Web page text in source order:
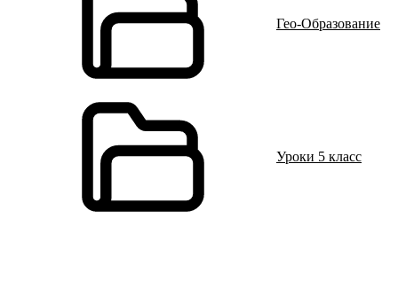
Гео-Образование
Уроки 5 класс